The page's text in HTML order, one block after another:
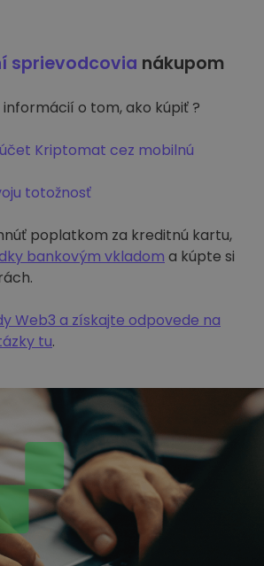
sprievodcovia nákupom
o tom, ako kúpiť ?
Kriptomat cez mobilnú
totožnosť
poplatkom za kreditnú kartu,
bankovým vkladom a kúpte si
Web3 a získajte odpovede na
tu.